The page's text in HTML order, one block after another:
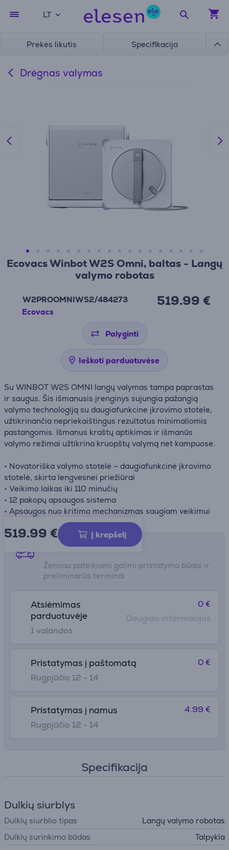
LT
Prekės likutis Specifikacija
Drėgnas valymas
Ecovacs Winbot W2S Omni, baltas - Langų
valymo robotas
W2PROOMNIWS2/484273
Ecovacs
519.99 €
Palyginti
Ieškoti parduotuvėse
Su WINBOT W2S OMNI langų valymas tampa paprastas
ir saugus. Šis išmanusis įrenginys sujungia pažangią
valymo technologiją su daugiafunkcine įkrovimo stotele,
užtikrinančia nepriekaištingus rezultatus minimaliomis
pastangomis. Išmanus kraštų aptikimas ir išmanūs
valymo režimai užtikrina kruopštų valymą net kampuose.
• Novatoriška valymo stotelė – daugiafunkcinė įkrovimo
stotelė, skirta lengvesnei priežiūrai
• Veikimo laikas iki 110 minučių
• 12 pakopų apsaugos sistema
• Apsaugos nuo kritimo mechanizmas saugiam veikimui
519.99 € Į krepšelį
Pristatymo būdai
Žemiau pateikiami galimi pristatymo būdai ir
preliminarūs terminai
Atsiėmimas
parduotuvėje
1 valandos
0 €
Daugiau informacijos
Pristatymas į paštomatą
Rugpjūčio 12 - 14
0 €
Pristatymas į namus
Rugpjūčio 12 - 14
4.99 €
Specifikacija
Dulkių siurblys
Dulkių siurblio tipas
Langų valymo robotas
Dulkių surinkimo būdas
Talpykla